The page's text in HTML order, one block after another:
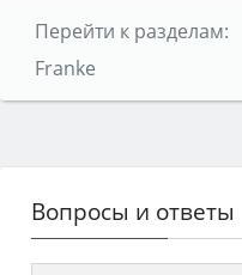
Перейти к разделам:
Franke
Вопросы и ответы